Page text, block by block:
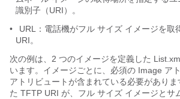
識別子（URI）。
•
URL：電話機がフル サイズ イメージを取
URI。
次の例は、2 つのイメージを定義した
います。イメージごとに、必須の Image ア
アトリビュートが含まれている必要があり
た TFTP URI が、フル サイズ イメージとサ